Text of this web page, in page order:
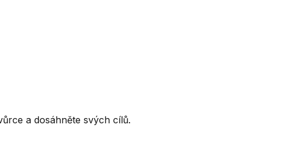
a dosáhněte svých cílů.